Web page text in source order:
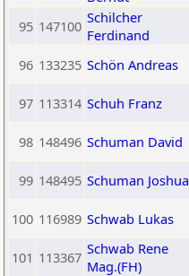
95 147100 Schilcher
Ferdinand
96 133235 Schön Andreas
97 113314 Schuh Franz
98 148496 Schuman David
99 148495 Schuman Joshua
100 116989 Schwab Lukas
101 113367 Schwab Rene
Mag.(FH)